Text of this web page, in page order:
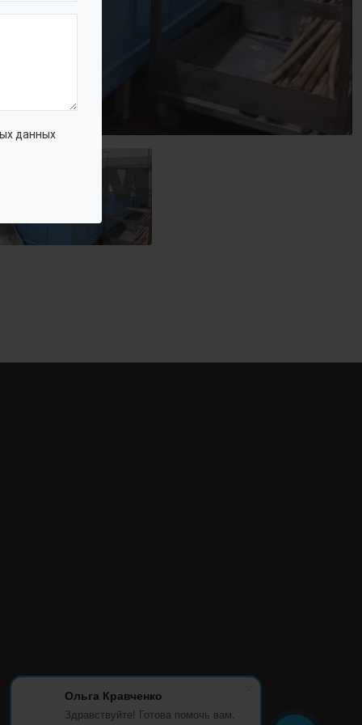
данных
Ольга Кравченко
Здравствуйте! Готова помочь вам.